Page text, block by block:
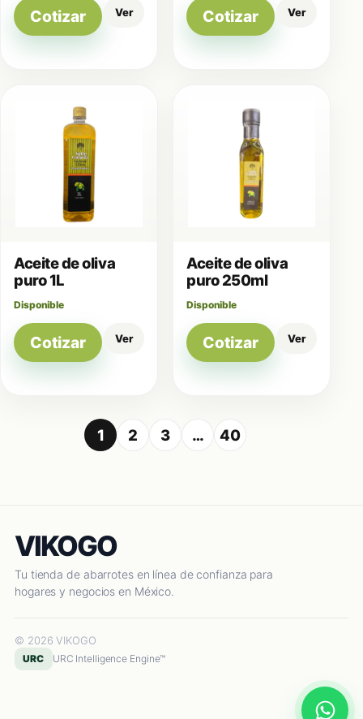
Cotizar Ver Cotizar Ver
Aceite de oliva
puro 1L
Disponible
Cotizar Ver
Aceite de oliva
puro 250ml
Disponible
Cotizar Ver
1 2 3 … 40
VIKOGO
Tu tienda de abarrotes en línea de confianza para
hogares y negocios en México.
© 2026 VIKOGO
URC URC Intelligence Engine™